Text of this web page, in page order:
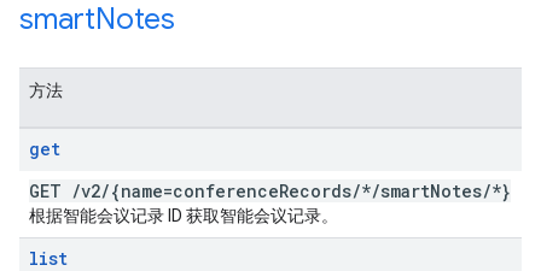
smartNotes
方法
get
GET /v2/{name=conferenceRecords/*/smartNotes/*}
根据智能会议记录 ID 获取智能会议记录。
list